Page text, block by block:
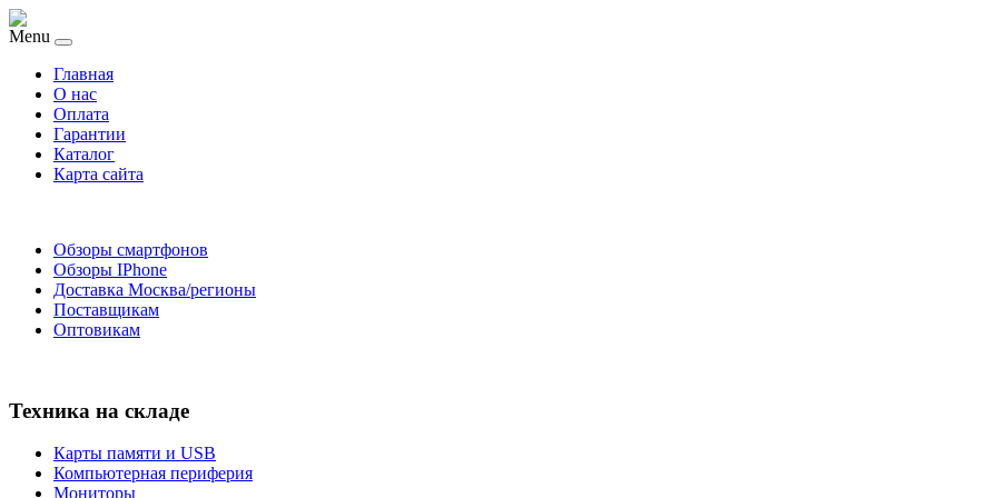
Menu
Главная
O нас
Оплата
Гарантии
Каталог
Карта сайта
Обзоры смартфонов
Обзоры IPhone
Доставка Москва/регионы
Поставщикам
Оптовикам
Техника на складе
Карты памяти и USB
Компьютерная периферия
Мониторы